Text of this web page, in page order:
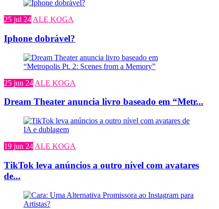
25 jul 24 ALE KOGA
Iphone dobrável?
25 jun 24 ALE KOGA
Dream Theater anuncia livro baseado em “Metr...
19 jun 24 ALE KOGA
TikTok leva anúncios a outro nível com avatares
de...